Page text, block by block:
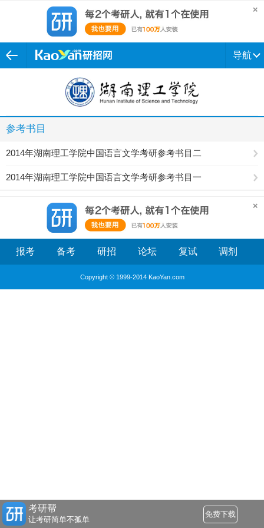
导航
参考书目
2014年湖南理工学院中国语言文学考研参考书目二
2014年湖南理工学院中国语言文学考研参考书目一
报考 备考 研招 论坛 复试 调剂
Copyright © 1999-2014 KaoYan.com
考研帮
让考研简单不孤单
免费下载